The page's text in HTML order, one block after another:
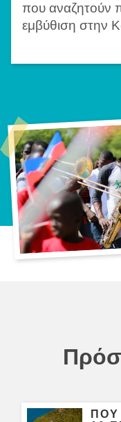
που αναζητούν
εμβύθιση στην
ΠΟΎ